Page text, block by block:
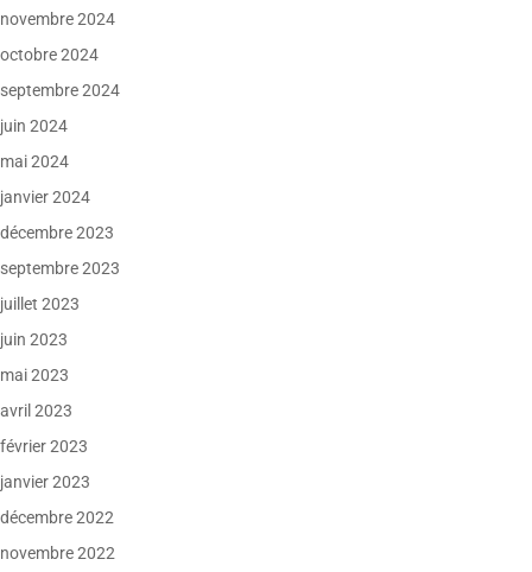
novembre 2024
octobre 2024
septembre 2024
juin 2024
mai 2024
janvier 2024
décembre 2023
septembre 2023
juillet 2023
juin 2023
mai 2023
avril 2023
février 2023
janvier 2023
décembre 2022
novembre 2022